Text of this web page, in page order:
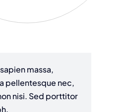
massa,
pellentesque nec,
nisi. Sed porttitor